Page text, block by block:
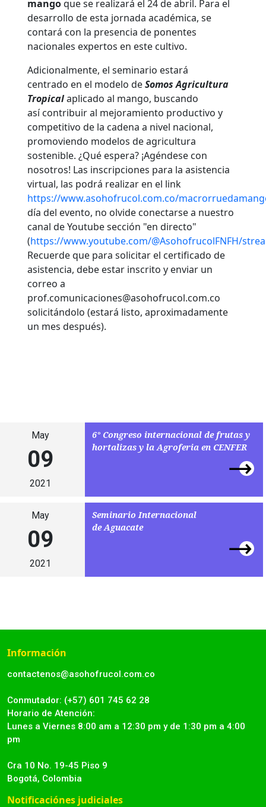
mangoque se realizará el 24 de abril. Para el
desarrollo de esta jornada académica, se
contará con la presencia de ponentes
nacionales expertos en este cultivo.
Adicionalmente, el seminario estará
centrado en el modelo deSomos Agricultura
Tropicalaplicado al mango, buscando
así contribuir al mejoramiento productivo y
competitivo de la cadena a nivel nacional,
promoviendo modelos de agricultura
sostenible. ¿Qué espera? ¡Agéndese con
nosotros! Las inscripciones para la asistencia
virtual, las podrá realizar en el link
https://www.asohofrucol.com.co/
día del evento, no olvide conectarse a nuestro
canal de Youtube sección "en directo"
(https://www.youtube.com/@AsohofrucolFNFH/
Recuerde que para solicitar el certificado de
asistencia, debe estar inscrito y enviar un
correo a
prof.comunicaciones@asohofrucol.com.co
solicitándolo (estará listo, aproximadamente
un mes después).
May
09
2021
6° Congreso internacional de frutas y
hortalizas y la Agroferia en CENFER
May
09
2021
Seminario Internacional
de Aguacate
Información
contactenos@asohofrucol.com.co
Conmutador: (+57) 601 745 62 28
Horario de Atención:
Lunes a Viernes 8:00 am a 12:30 pm y de 1:30 pm a 4:00
pm
Cra 10 No. 19-45 Piso 9
Bogotá, Colombia
Notificaciónes judiciales